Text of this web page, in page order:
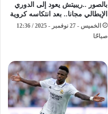
بالصور ..ريبيتش يعود إلى الدوري
الإيطالي مجانا.. بعد انتكاسه كروية
الخميس - 27 نوفمبر - 2025 / 12:36
صباحًا